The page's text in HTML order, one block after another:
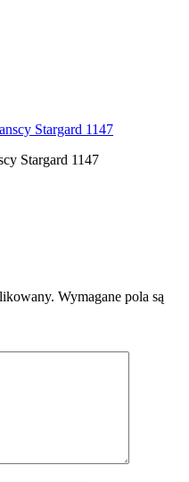
Stargard 1147
Wymagane pola są